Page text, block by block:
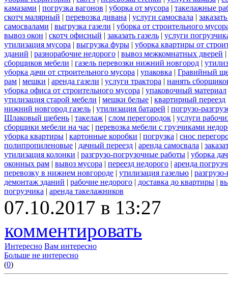
камазами | погрузка вагонов | уборка от мусора | такелажные
скотч малярный | перевозка дивана | услуги самосвала |
самосвалами | выгрузка газели | уборка от строительного
вывоз окон | скотч офисный | заказать газель | услуги
утилизация мусора | выгрузка фуры | уборка квартиры от
зданий | разнорабочие недорого | вывоз межкомнатных дверей |
сборщиков мебели | газель перевозки нижний новгород |
уборка дачи от строительного мусора | упаковка | Гравийный
рам | мешки | аренда газели | услуги трактора | нанять
уборка офиса от строительного мусора | упаковочный материал
утилизация старой мебели | мешки белые | квартирный переезд
нижний новгород газель | утилизация батарей | погрузо-
Шлаковый щебень | такелаж | слом перегородок | услуги
сборщики мебели на час | перевозка мебели с грузчиками
уборка квартиры | картонные коробки | погрузка | снос
полипропиленовые | дачный переезд | аренда самосвала |
утилизация колонки | разгрузо-погрузочные работы | уборка
оконных рам | вывоз мусора | переезд недорого | аренда
перевозку в нижнем новгороде | утилизация газелью |
демонтаж зданий | рабочие недорого | доставка до квартиры |
погрузчика | аренда такелажников
07.10.2017 в 13:27
комментировать
Интересно Вам интересно
Больше не интересно
(0)